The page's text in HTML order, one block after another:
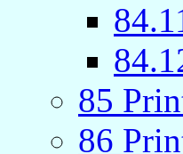
84.
84.
85
86